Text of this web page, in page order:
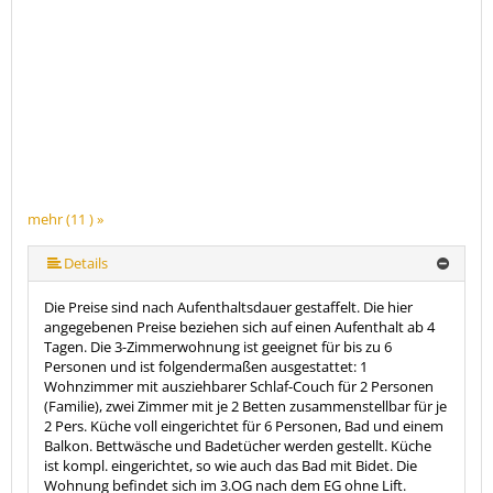
mehr (11 ) »
mehr (11 ) »
mehr (11 ) »
mehr (11 ) »
mehr (11 ) »
mehr (11 ) »
mehr (11 ) »
mehr (11 ) »
Details
Die Preise sind nach Aufenthaltsdauer gestaffelt. Die hier
angegebenen Preise beziehen sich auf einen Aufenthalt ab 4
Tagen. Die 3-Zimmerwohnung ist geeignet für bis zu 6
Personen und ist folgendermaßen ausgestattet: 1
Wohnzimmer mit ausziehbarer Schlaf-Couch für 2 Personen
(Familie), zwei Zimmer mit je 2 Betten zusammenstellbar für je
2 Pers. Küche voll eingerichtet für 6 Personen, Bad und einem
Balkon. Bettwäsche und Badetücher werden gestellt. Küche
ist kompl. eingerichtet, so wie auch das Bad mit Bidet. Die
Wohnung befindet sich im 3.OG nach dem EG ohne Lift.